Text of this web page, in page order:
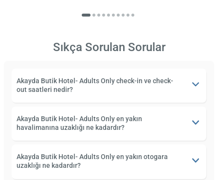
Sıkça Sorulan Sorular
Akayda Butik Hotel- Adults Only check-in ve check-
out saatleri nedir?
Akayda Butik Hotel- Adults Only en yakın
havalimanına uzaklığı ne kadardır?
Akayda Butik Hotel- Adults Only en yakın otogara
uzaklığı ne kadardır?